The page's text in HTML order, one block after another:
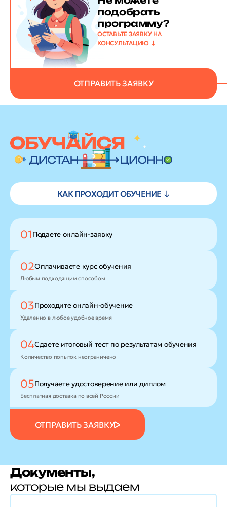
подобрать
программу?
ОСТАВЬТЕ ЗАЯВКУ НА
КОНСУЛЬТАЦИЮ
ОТПРАВИТЬ ЗАЯВКУ
КАК ПРОХОДИТ ОБУЧЕНИЕ ↓
01Подаете онлайн-заявку
ОТПРАВИТЬ ЗАЯВКУ
02Оплачиваете курс обучения
Любым подходящим способом
03Проходитеонлайн-обучение
Удаленно в любое удобное время
04Сдаете итоговый тест по результатам обучения
Количество попыток неограничено
05Получаете удостоверение или диплом
Бесплатная доставка по всей России
Документы,
которые мы выдаем